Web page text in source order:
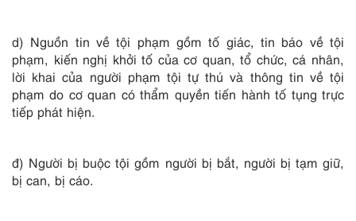
d) Nguồn tin về tội phạm gồm tố giác, tin báo về tội
phạm, kiến nghị khởi tố của cơ quan, tổ chức, cá nhân,
lời khai của người phạm tội tự thú và thông tin về tội
phạm do cơ quan có thẩm quyền tiến hành tố tụng trực
tiếp phát hiện.
đ) Người bị buộc tội gồm người bị bắt, người bị tạm giữ,
bị can, bị cáo.